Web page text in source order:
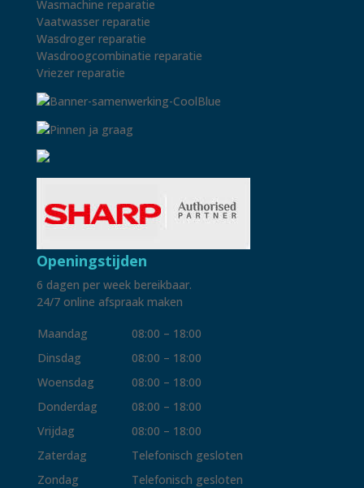
Wasmachine reparatie
Vaatwasser reparatie
Wasdroger reparatie
Wasdroogcombinatie reparatie
Vriezer reparatie
Openingstijden
6 dagen per week bereikbaar.
24/7 online afspraak maken
Maandag
08:00 – 18:00
Dinsdag
08:00 – 18:00
Woensdag
08:00 – 18:00
Donderdag
08:00 – 18:00
Vrijdag
08:00 – 18:00
Zaterdag
Telefonisch gesloten
Zondag
Telefonisch gesloten